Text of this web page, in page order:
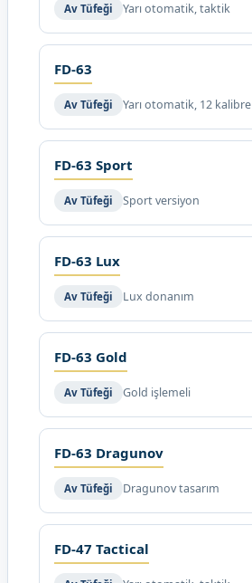
Av Tüfeği Yarı otomatik, taktik
FD-63
Av Tüfeği Yarı otomatik, 12 kalibre
FD-63 Sport
Av Tüfeği Sport versiyon
FD-63 Lux
Av Tüfeği Lux donanım
FD-63 Gold
Av Tüfeği Gold işlemeli
FD-63 Dragunov
Av Tüfeği Dragunov tasarım
FD-47 Tactical